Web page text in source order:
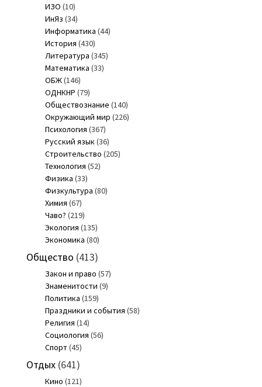
ИЗО (10)
ИнЯз (34)
Информатика (44)
История (430)
Литература (345)
Математика (33)
ОБЖ(146)
ОДНКНР (79)
Обществознание (140)
Окружающий мир (226)
Психология (367)
Русский язык(36)
Строительство (205)
Технология (52)
Физика (33)
Физкультура (80)
Химия (67)
Чаво? (219)
Экология (135)
Экономика (80)
Общество (413)
Закон и право (57)
Знаменитости (9)
Политика (159)
Праздники и события (58)
Религия (14)
Социология (56)
Спорт(45)
Отдых(641)
Кино (121)